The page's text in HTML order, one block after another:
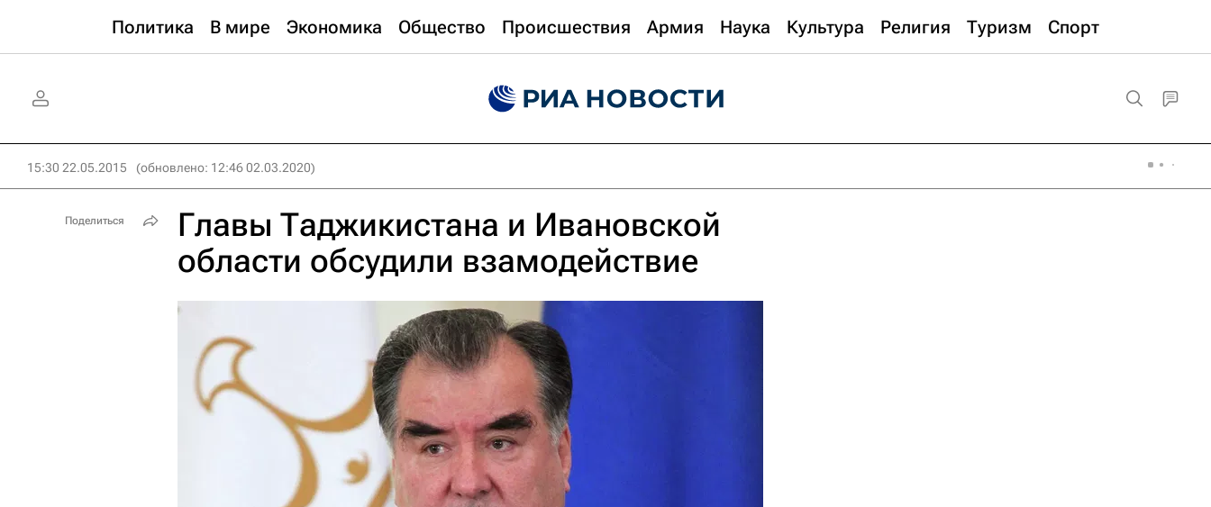
Политика В мире Экономика Общество Происшествия Армия Наука Культура Религия Туризм Спорт
15:30 22.05.2015 (обновлено: 12:46 02.03.2020)
Главы Таджикистана и Ивановской
области обсудили взамодействие
Поделиться